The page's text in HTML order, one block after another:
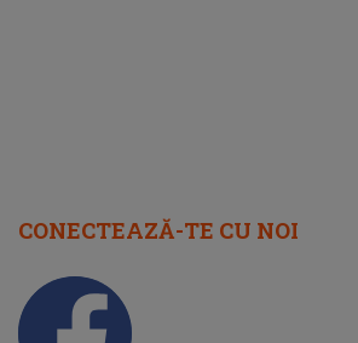
CONECTEAZĂ-TE CU NOI